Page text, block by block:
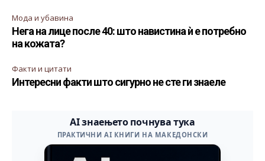
Мода и убавина
Нега на лице после 40: што навистина ѝ е потребно
на кожата?
Факти и цитати
Интересни факти што сигурно не сте ги знаеле